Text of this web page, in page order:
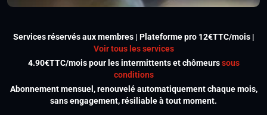
Services réservés aux membres | Plateforme pro 12€TTC/mois |
Voir tous les services
4.90€TTC/mois pour les intermittents et chômeurssous
conditions
Abonnement mensuel, renouvelé automatiquement chaque mois,
sans engagement, résiliable à tout moment.